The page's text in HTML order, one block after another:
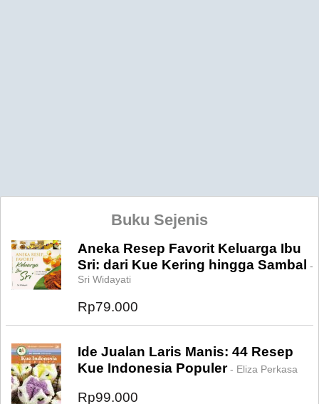
Buku Sejenis
Aneka Resep Favorit Keluarga Ibu
Sri: dari Kue Kering hingga Sambal -
Sri Widayati
Rp79.000
Ide Jualan Laris Manis: 44 Resep
Kue Indonesia Populer- Eliza Perkasa
Rp99.000